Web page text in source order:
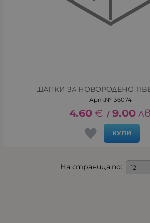
ШАПКИ ЗА НОВОРОДЕНО
Арт.№: 36074
4.60 € / 9.00
КУПИ
На страница по: